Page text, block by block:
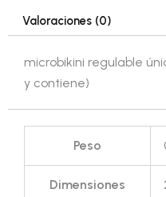
Valoraciones (0)
microbikini regulable
y contiene)
Peso
Dimensiones